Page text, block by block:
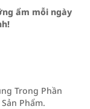
ẩm mỗi ngày
Trong Phần
Phẩm.